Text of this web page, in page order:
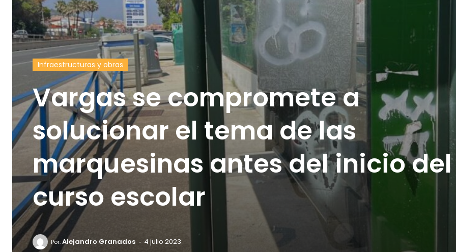
Infraestructuras y obras
Vargas se compromete a
solucionar el tema de las
marquesinas antes del inicio del
curso escolar
Por:Alejandro Granados - 4 julio 2023